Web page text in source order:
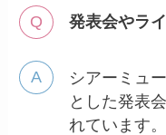
発表会やラ
シアーミュ
とした発表
れています